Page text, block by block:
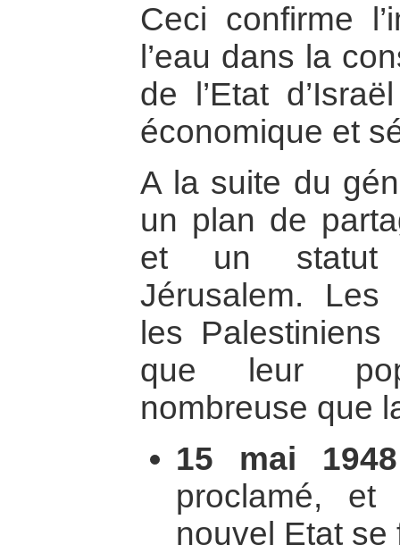
Ceci confirme
l’eau dans la
de l’Etat
économique et
A la suite du
un plan de
et un statut
Jérusalem.
les
que leur
nombreuse que
15 mai 1948
proclamé,
nouvel Etat se